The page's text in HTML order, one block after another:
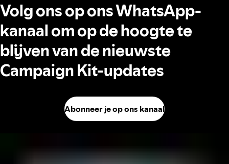
Volg ons op ons WhatsApp-
kanaal om op de hoogte te
blijven van de nieuwste
Campaign Kit-updates
Abonneer je op ons kanaal